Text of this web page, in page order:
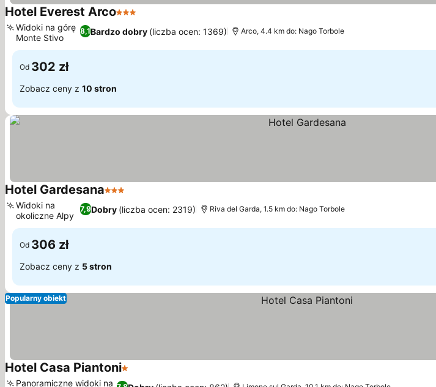
Hotel Everest Arco3 Kategoria
8,1Bardzo dobry (liczba ocen: 1369)
Widoki na górę
Monte Stivo
Arco, 4.4 km do: Nago Torbole
Od 302 zł
Zobacz ceny z 10 stron
Hotel Gardesana3 Kategoria
7,9Dobry (liczba ocen: 2319)
Widoki na
okoliczne Alpy
Riva del Garda, 1.5 km do: Nago Torbole
Od 306 zł
Zobacz ceny z 5 stron
Popularny obiekt
Hotel Casa Piantoni1 Kategoria
Panoramiczne widoki na